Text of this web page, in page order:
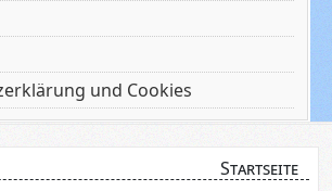
und Cookies
Startseite